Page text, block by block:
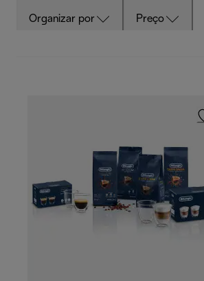
Organizar por Preço